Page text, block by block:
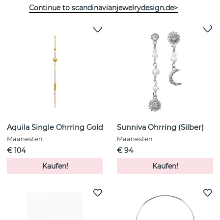
Weitere Artikel ansehen
Aquila Single Ohrring Gold
Maanesten
€ 104
Kaufen!
Sunniva Ohrring (Silber)
Maanesten
€ 94
Kaufen!
Continue to scandinavianjewelrydesign.de>